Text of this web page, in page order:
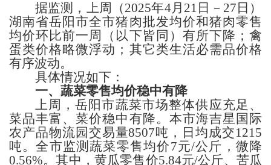
据监测，上周 （2025年4月 21 日－ 27 日）
湖南省岳阳市全市猪肉批发均价和猪肉零售
均价环比前一周（以下皆同） 有所下降；禽
蛋类价格略微浮动； 其它类生活必需品价格
有序波动。
具体情况如下：
一、蔬菜零售均价稳中有降
上周，岳阳市蔬菜市场整体供应充足、
菜品丰富、菜价稳中有降。本市海吉星国际
农产品物流园交易量8507吨，日均成交1215
吨。全市监测蔬菜零售均价7元/公斤， 微降
0.56%。其中，黄瓜零售价5.84元/公斤、 苦瓜